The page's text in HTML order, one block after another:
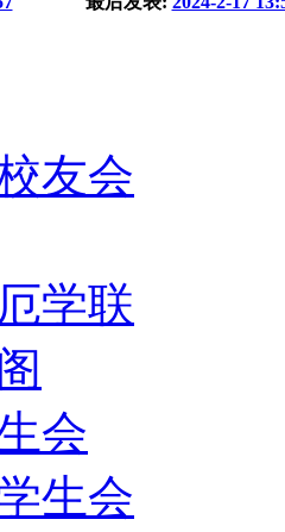
友会
学联
会
生会